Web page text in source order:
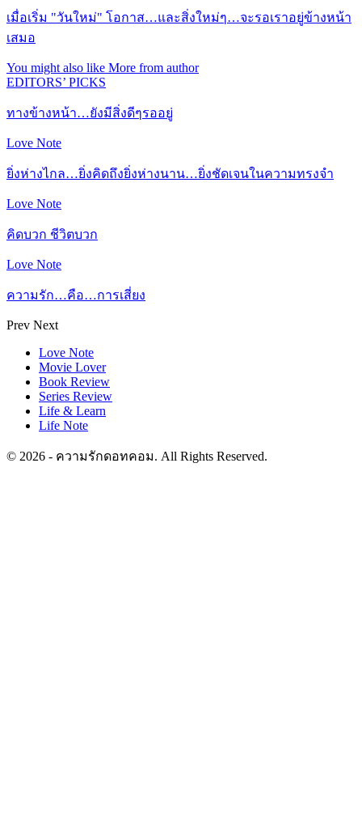
เมื่อเริ่ม "วันใหม่" โอกาส…และสิ่งใหม่ๆ…จะรอเราอยู่ข้างหน้า
เสมอ
You might also like More from author
EDITORS’ PICKS
ทางข้างหน้า…ยังมีสิ่งดีๆรออยู่
Love Note
ยิ่งห่างไกล…ยิ่งคิดถึงยิ่งห่างนาน…ยิ่งชัดเจนในความทรงจำ
Love Note
คิดบวก ชีวิตบวก
Love Note
ความรัก…คือ…การเสี่ยง
Prev Next
Love Note
Movie Lover
Book Review
Series Review
Life & Learn
Life Note
© 2026 - ความรักดอทคอม. All Rights Reserved.